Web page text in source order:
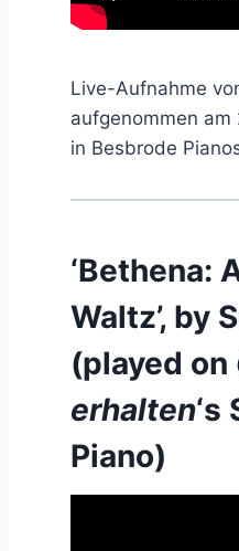
Live-Aufnahme
aufgenommen
in Besbrode
‘Bethena:
Waltz’, by
(played on
erhalten‘s
Piano)